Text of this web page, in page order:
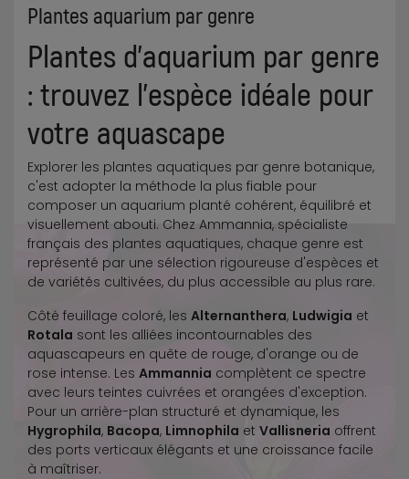
Plantes aquarium par genre
Plantes d'aquarium par genre
: trouvez l'espèce idéale pour
votre aquascape
Explorer les plantes aquatiques par genre botanique,
c'est adopter la méthode la plus fiable pour
composer un aquarium planté cohérent, équilibré et
visuellement abouti. Chez Ammannia, spécialiste
français des plantes aquatiques, chaque genre est
représenté par une sélection rigoureuse d'espèces et
de variétés cultivées, du plus accessible au plus rare.
Côté feuillage coloré, les Alternanthera, Ludwigia et
Rotala sont les alliées incontournables des
aquascapeurs en quête de rouge, d'orange ou de
rose intense. Les Ammannia complètent ce spectre
avec leurs teintes cuivrées et orangées d'exception.
Pour un arrière-plan structuré et dynamique, les
Hygrophila, Bacopa, Limnophila et Vallisneria offrent
des ports verticaux élégants et une croissance facile
à maîtriser.